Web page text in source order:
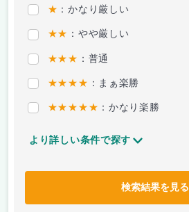
★ ：かなり厳しい
★★ ：やや厳しい
★★★ ：普通
★★★★ ：まぁ楽勝
★★★★★ ：かなり楽勝
より詳しい条件で探す
検索結果を見る